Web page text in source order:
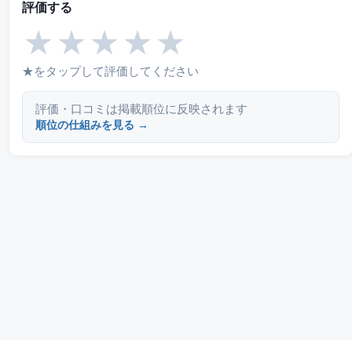
評価する
★ ★ ★ ★ ★
★をタップして評価してください
評価・口コミは掲載順位に反映されます
順位の仕組みを見る →